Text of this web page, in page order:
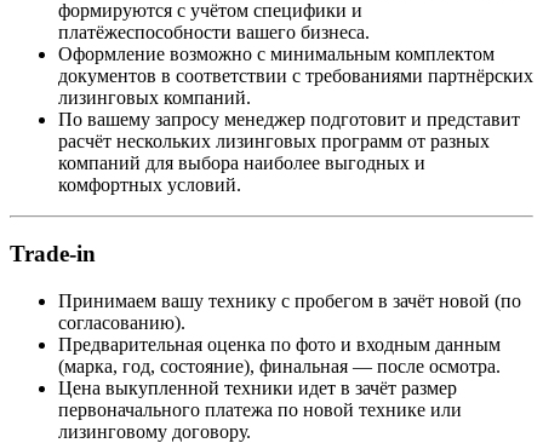
формируются с учётом специфики и
платёжеспособности вашего бизнеса.
Оформление возможно с минимальным комплектом
документов в соответствии с требованиями партнёрских
лизинговых компаний.
По вашему запросу менеджер подготовит и представит
расчёт нескольких лизинговых программ от разных
компаний для выбора наиболее выгодных и
комфортных условий.
Trade-in
Принимаем вашу технику с пробегом в зачёт новой (по
согласованию).
Предварительная оценка по фото и входным данным
(марка, год, состояние), финальная — после осмотра.
Цена выкупленной техники идет в зачёт размер
первоначального платежа по новой технике или
лизинговому договору.